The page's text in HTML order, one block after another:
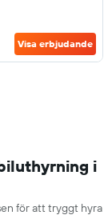
Visa erbjudande
i
för att tryggt hyra